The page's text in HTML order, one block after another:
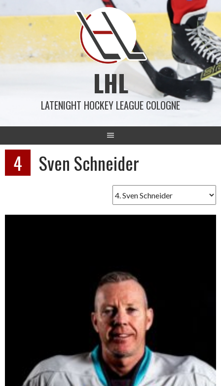
zum
LHL
LATENIGHT HOCKEY LEAGUE COLOGNE
4 Sven Schneider